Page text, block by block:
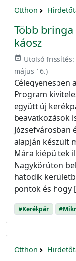
Otthon
Több
káosz
event_available Utolsó frissítés:
május 16.)
Célegyenesben
Program
együtt új
beavatkozások
Józsefvárosban
alapján készült
Mára kiépültek
Nagykörúton
hatodik
pontok és hogy
#Kerékpár
Otthon